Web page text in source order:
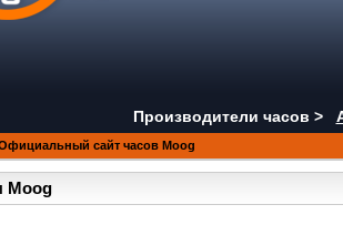
Производители часов >
сайт часов Moog
Moog